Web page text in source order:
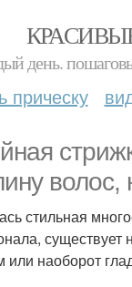
день.
прическу
волос,
стильная
существует
наоборот